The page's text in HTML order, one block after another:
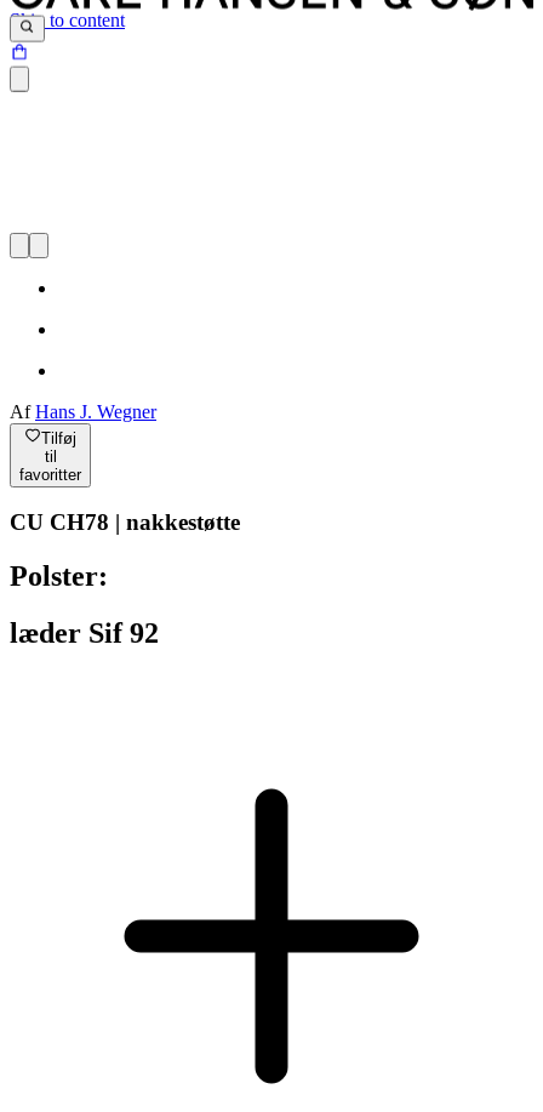
Skip to content
AfHans J. Wegner
Tilføj
til
favoritter
CU CH78 | nakkestøtte
Polster:
læder Sif 92